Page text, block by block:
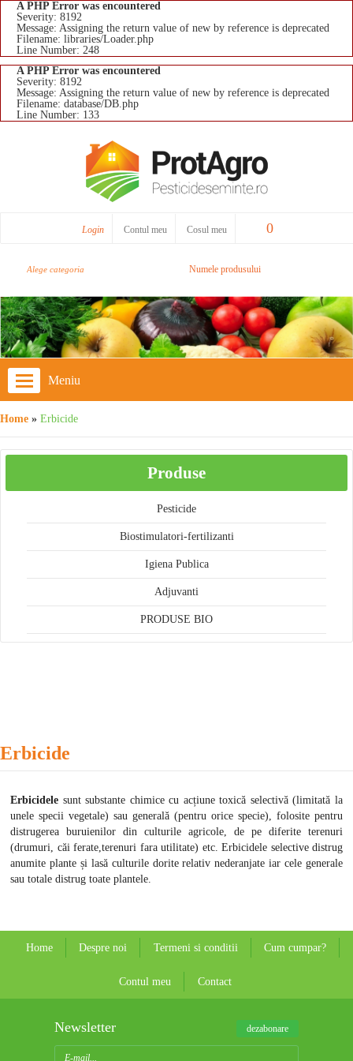
A PHP Error was encountered
Severity: 8192
Message: Assigning the return value of new by reference is deprecated
Filename: libraries/Loader.php
Line Number: 248
A PHP Error was encountered
Severity: 8192
Message: Assigning the return value of new by reference is deprecated
Filename: database/DB.php
Line Number: 133
Login Contul meu Cosul meu 0
Meniu
Home » Erbicide
Produse
Pesticide
Biostimulatori-fertilizanti
Igiena Publica
Adjuvanti
PRODUSE BIO
Erbicide
Erbicidele sunt substante chimicecu acțiune toxică selectivă (limitată la
unele specii vegetale) sau generală (pentru orice specie), folosite pentru
distrugerea buruienilor din culturile agricole, de pe diferite terenuri
(drumuri, căi ferate,terenuri fara utilitate) etc. Erbicidele selective distrug
anumite plante și lasă culturile dorite relativ nederanjate iar cele generale
sau totale distrug toate plantele.
Home Despre noi Termeni si conditii Cum cumpar?
Contul meu Contact
Newsletter dezabonare